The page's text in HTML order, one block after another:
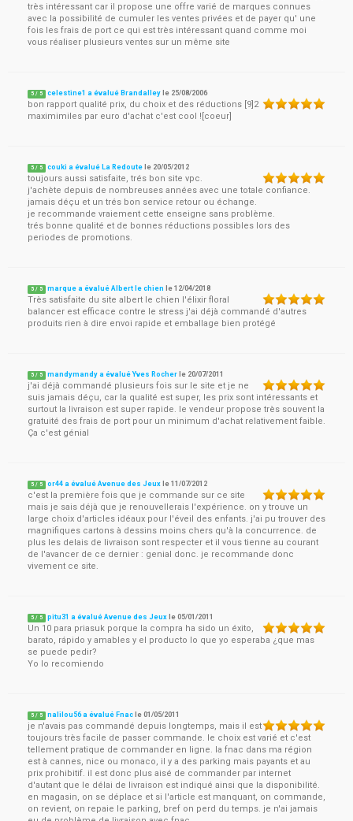
très intéressant car il propose une offre varié de marques connues
avec la possibilité de cumuler les ventes privées et de payer qu' une
fois les frais de port ce qui est très intéressant quand comme moi
vous réaliser plusieurs ventes sur un même site
5 / 5 celestine1 a évalué Brandalley le 25/08/2006
bon rapport qualité prix, du choix et des réductions [9]2
maximimiles par euro d'achat c'est cool ![coeur]
5 / 5 couki a évalué La Redoute le 20/05/2012
toujours aussi satisfaite, trés bon site vpc.
j'achète depuis de nombreuses années avec une totale confiance.
jamais déçu et un trés bon service retour ou échange.
je recommande vraiement cette enseigne sans problème.
trés bonne qualité et de bonnes réductions possibles lors des
periodes de promotions.
5 / 5 marque a évalué Albert le chien le12/04/2018
Très satisfaite du site albert le chien l'élixir floral
balancer est efficace contre le stress j'ai déjà commandé d'autres
produits rien à dire envoi rapide et emballage bien protégé
5 / 5 mandymandy a évalué Yves Rocher le 20/07/2011
j'ai déjà commandé plusieurs fois sur le site et je ne
suis jamais déçu, car la qualité est super, les prix sont intéressants et
surtout la livraison est super rapide. le vendeur propose très souvent la
gratuité des frais de port pour un minimum d'achat relativement faible.
Ça c'est génial
5 / 5 or44 a évalué Avenue des Jeux le11/07/2012
c'est la première fois que je commande sur ce site
mais je sais déjà que je renouvellerais l'expérience. on y trouve un
large choix d'articles idéaux pour l'éveil des enfants. j'ai pu trouver des
magnifiques cartons à dessins moins chers qu'à la concurrence. de
plus les delais de livraison sont respecter et il vous tienne au courant
de l'avancer de ce dernier : genial donc. je recommande donc
vivement ce site.
5 / 5 pitu31 a évalué Avenue des Jeux le05/01/2011
Un 10 para priasuk porque la compra ha sido un éxito,
barato, rápido y amables y el producto lo que yo esperaba ¿que mas
se puede pedir?
Yo lo recomiendo
5 / 5 nalilou56 a évalué Fnac le01/05/2011
je n'avais pas commandé depuis longtemps, mais il est
toujours très facile de passer commande. le choix est varié et c'est
tellement pratique de commander en ligne. la fnac dans ma région
est à cannes, nice ou monaco, il y a des parking mais payants et au
prix prohibitif. il est donc plus aisé de commander par internet
d'autant que le délai de livraison est indiqué ainsi que la disponibilité.
en magasin, on se déplace et si l'article est manquant, on commande,
on revient, on repaie le parking, bref on perd du temps. je n'ai jamais